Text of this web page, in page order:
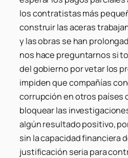
los contratistas más
construir las aceras
y las obras se han
nos hace preguntarnos si
del gobierno por vetar los
impiden que compañías
corrupción en otros países
bloquear las
algún resultado positivo,
sin la capacidad financiera
justificación seria para